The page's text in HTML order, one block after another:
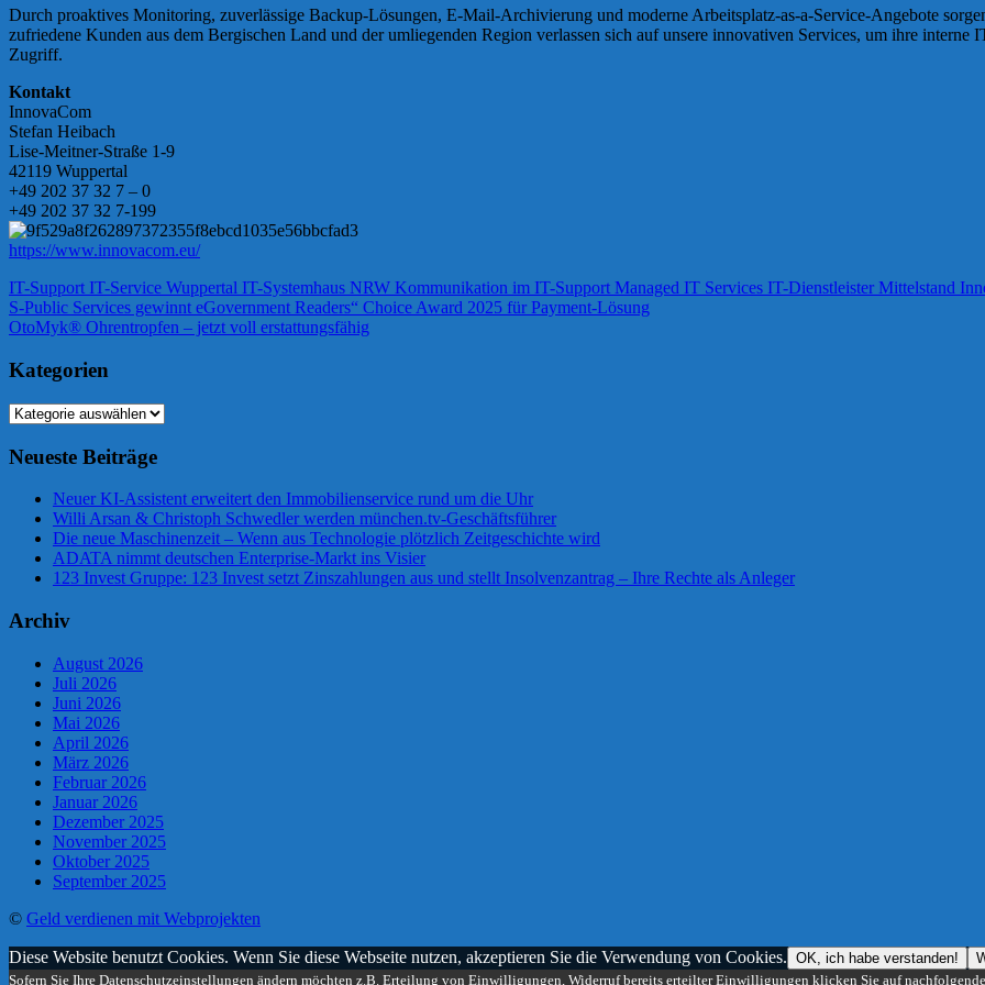
Durch proaktives Monitoring, zuverlässige Backup-Lösungen, E-Mail-Archivierung und moderne Arbeitsplatz-as-a-Service-Angebote
zufriedene Kunden aus dem Bergischen Land und der umliegenden Region verlassen sich auf unsere innovativen Services, um ihre
Zugriff.
Kontakt
InnovaCom
Stefan Heibach
Lise-Meitner-Straße 1-9
42119 Wuppertal
+49 202 37 32 7 – 0
+49 202 37 32 7-199
https://www.innovacom.eu/
IT-Support IT-Service Wuppertal IT-Systemhaus NRW Kommunikation im IT-Support Managed IT Services IT-Dienstleister Mittelstand
Beitragsnavigation
Vorheriger
Beitrag:
S-Public Services gewinnt eGovernment Readers“ Choice Award 2025 für Payment-Lösung
Nächster
OtoMyk® Ohrentropfen – jetzt voll erstattungsfähig
Kategorien
Kategorien
Neueste Beiträge
Neuer KI-Assistent erweitert den Immobilienservice rund um die Uhr
Willi Arsan & Christoph Schwedler werden münchen.tv-Geschäftsführer
Die neue Maschinenzeit – Wenn aus Technologie plötzlich Zeitgeschichte wird
ADATA nimmt deutschen Enterprise-Markt ins Visier
123 Invest Gruppe: 123 Invest setzt Zinszahlungen aus und stellt Insolvenzantrag – Ihre Rechte als Anleger
Archiv
August 2026
Juli 2026
Juni 2026
Mai 2026
April 2026
März 2026
Februar 2026
Januar 2026
Dezember 2025
November 2025
Oktober 2025
September 2025
© Geld verdienen mit Webprojekten
Diese Website benutzt Cookies. Wenn Sie diese Webseite nutzen, akzeptieren Sie die Verwendung von Cookies. OK, ich habe verstanden!
Sofern Sie Ihre Datenschutzeinstellungen ändern möchten z.B. Erteilung von Einwilligungen, Widerruf bereits erteilter Einwilligungen klicken Sie auf